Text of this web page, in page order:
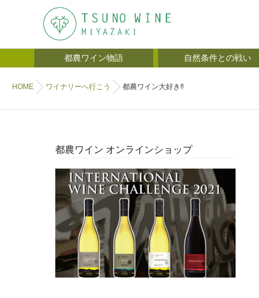
都農ワイン物語 自然条件との戦い
HOME ワイナリーへ行こう 都農ワイン大好き‼
都農ワイン オンラインショップ